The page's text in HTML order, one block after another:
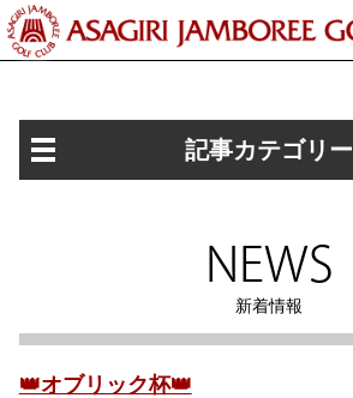
記事カテゴリー
NEWS
新着情報
👑オブリック杯👑